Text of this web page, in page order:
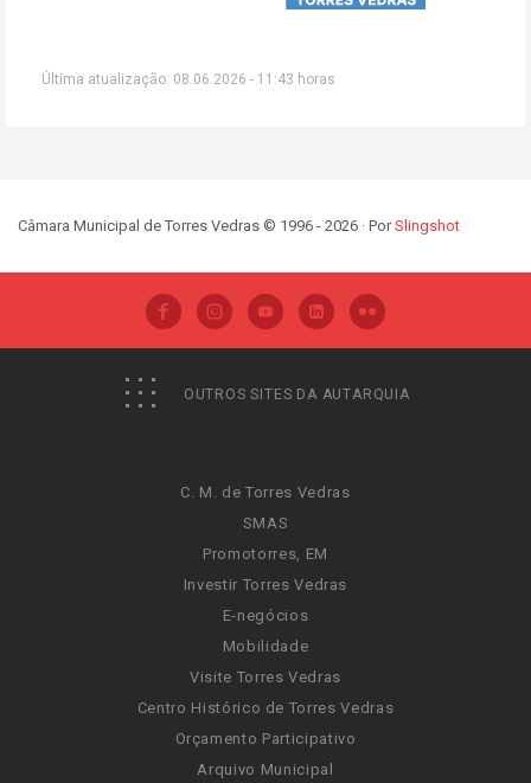
Última atualização: 08.06.2026 - 11:43 horas
Câmara Municipal de Torres Vedras © 1996 - 2026 · PorSlingshot
OUTROS SITES DA AUTARQUIA
C. M. de Torres Vedras
SMAS
Promotorres, EM
Investir Torres Vedras
E-negócios
Mobilidade
Visite Torres Vedras
Centro Histórico de Torres Vedras
Orçamento Participativo
Arquivo Municipal